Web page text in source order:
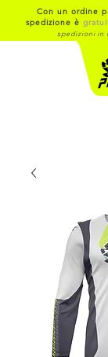
Con un ordine
spedizione è
spedizioni in